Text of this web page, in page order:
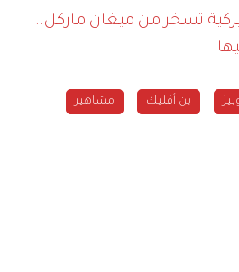
تسخر من ميغان ماركل..
بن أفليك مشاهير